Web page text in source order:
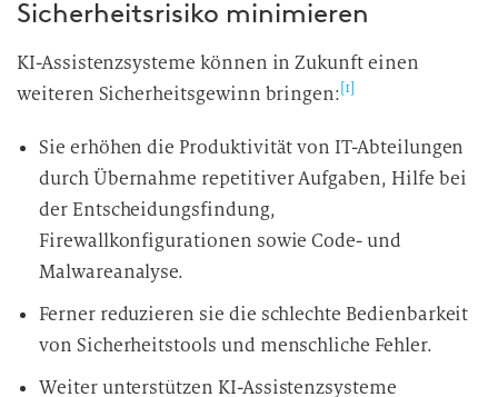
Sicherheitsrisiko minimieren
KI-Assistenzsysteme können in Zukunft einen
weiteren Sicherheitsgewinn bringen: [1]
Sie erhöhen die Produktivität von IT-Abteilungen
durch Übernahme repetitiver Aufgaben, Hilfe bei
der Entscheidungsfindung,
Firewallkonfigurationen sowie Code- und
Malwareanalyse.
Ferner reduzieren sie die schlechte Bedienbarkeit
von Sicherheitstools und menschliche Fehler.
Weiter unterstützen KI-Assistenzsysteme